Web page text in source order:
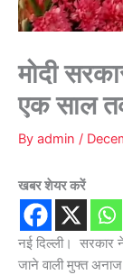
मोदी
एक साल
By admin /
खबर शेयर करें
नई दिल्ली। सरकार ने
जाने वाली मुफ्त